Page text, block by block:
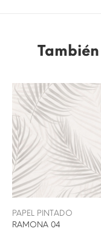
PAPEL PINTADO
RAMONA 04